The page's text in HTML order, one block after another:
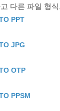
다른 파일 형
PPT
JPG
OTP
PPSM